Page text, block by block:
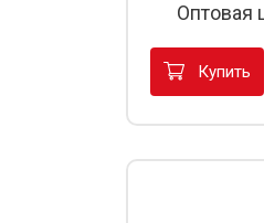
Оптовая
Купить